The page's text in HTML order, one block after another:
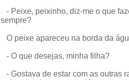
- Peixe, peixinho, diz-me o que
sempre?
O peixe apareceu na borda da
- O que desejas, minha filha?
- Gostava de estar com as outras